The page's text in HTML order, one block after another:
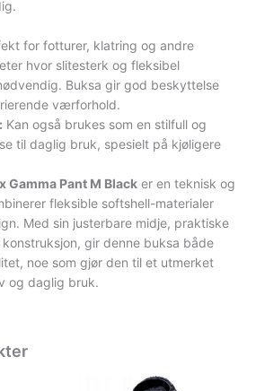
for fotturer, klatring og andre
hvor slitesterk og fleksibel
Buksa gir god beskyttelse
værforhold.
Kan også brukes som en stilfull og
til daglig bruk, spesielt på kjøligere
Gamma Pant M Black er en teknisk og
fleksible softshell-materialer
Med sin justerbare midje, praktiske
gir denne buksa både
noe som gjør den til et utmerket
og daglig bruk.